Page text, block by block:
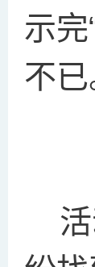
示
不已
活